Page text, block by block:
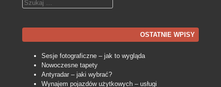
Szukaj
OSTATNIE WPISY
Sesje fotograficzne – jak to wygląda
Nowoczesne tapety
Antyradar – jaki wybrać?
Wynajem pojazdów użytkowych – usługi